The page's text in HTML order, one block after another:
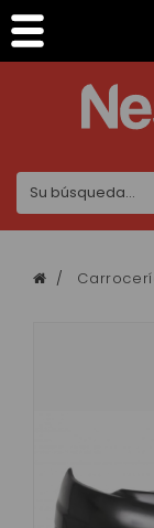
Panel de gestión